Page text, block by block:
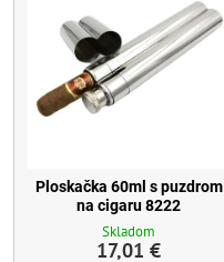
Ploskačka 60ml s puzdrom
na cigaru 8222
Skladom
17,01 €